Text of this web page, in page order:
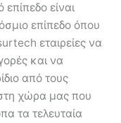
είναι
επίπεδο όπου
εταιρείες να
και να
από τους
χώρα μας που
τα τελευταία